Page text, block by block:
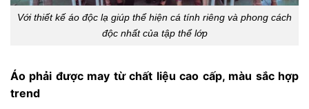
Với thiết kế áo độc lạ giúp thể hiện cá tính riêng và phong cách
độc nhất của tập thể lớp
Áo phải được may từ chất liệu cao cấp, màu sắc hợp
trend